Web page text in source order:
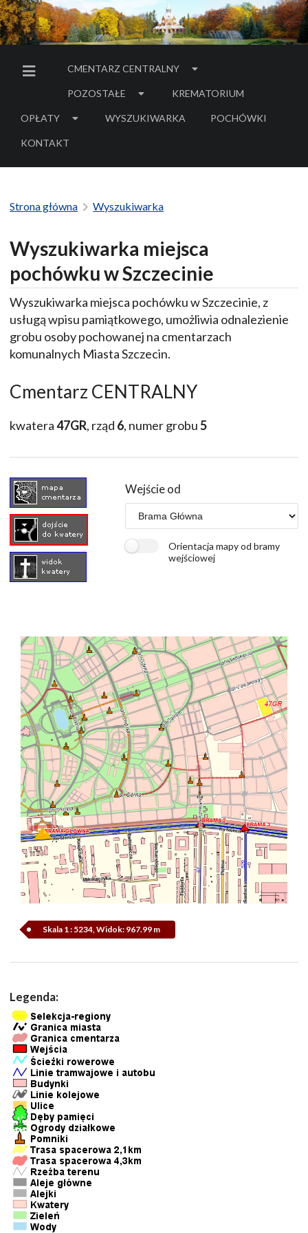
MENU BOCZNE
CMENTARZ CENTRALNY
POZOSTAŁE KREMATORIUM
OPŁATY WYSZUKIWARKA POCHÓWKI
- LINK DO SERWISU
KONTAKT
Strona główna Wyszukiwarka
Wyszukiwarka miejsca
pochówku w Szczecinie
Wyszukiwarka miejsca pochówku w Szczecinie, z
usługą wpisu pamiątkowego, umożliwia odnalezienie
grobu osoby pochowanej na cmentarzach
komunalnych Miasta Szczecin.
Cmentarz CENTRALNY
kwatera47GR, rząd 6, numer grobu5
Wejście od
Orientacja mapy od bramy
wejściowej
Skala 1 : 5234, Widok: 967.99 m
Legenda: